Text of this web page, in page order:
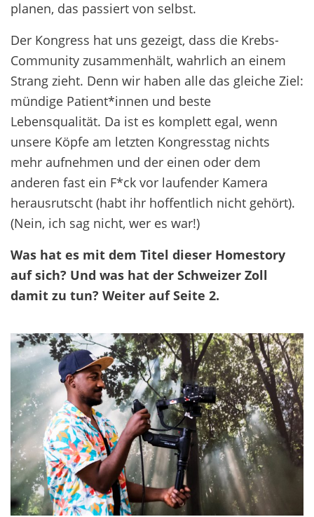
planen, das passiert von selbst.
Der Kongress hat uns gezeigt, dass die Krebs-
Community zusammenhält, wahrlich an einem
Strang zieht. Denn wir haben alle das gleiche Ziel:
mündige Patient*innen und beste
Lebensqualität. Da ist es komplett egal, wenn
unsere Köpfe am letzten Kongresstag nichts
mehr aufnehmen und der einen oder dem
anderen fast ein F*ck vor laufender Kamera
herausrutscht (habt ihr hoffentlich nicht gehört).
(Nein, ich sag nicht, wer es war!)
Was hat es mit dem Titel dieser Homestory
auf sich? Und was hat der Schweizer Zoll
damit zu tun? Weiter auf Seite 2.